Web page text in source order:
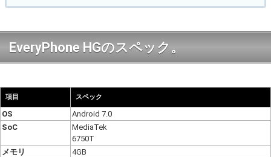
EveryPhone HGのスペック。
項目 スペック
OS
Android 7.0
SoC
MediaTek
6750T
メモリ
4GB